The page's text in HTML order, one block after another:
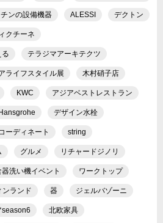
ンの設備機器 ALESSI デクトン
クチーネ
る テラジマアーキテクツ
ライフスタイル展 木村硝子店
KWC アジアベストレストラン
デザイン水栓
ーディネート string
グルメ リチャードジノリ
器洗い機イベント ワークトップ
ンランド 器 ジェルバゾーニ
season6 北欧家具